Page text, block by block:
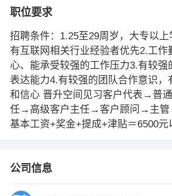
职位要求
招聘条件：1.25至29周岁，大专以上
有互联网相关行业经验者优先2.工作
心、能承受较强的工作压力3.有较强
表达能力4.有较强的团队合作意识，
和信心 晋升空间见习客户代表→普
任→高级客户主任→客户顾问→主管
基本工资+奖金+提成+津贴＝6500元
公司信息